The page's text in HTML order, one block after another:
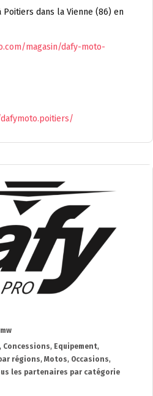
dans la Vienne (86) en
magasin/dafy-moto-
, Concessions, Equipement,
régions, Motos, Occasions,
les partenaires par catégorie